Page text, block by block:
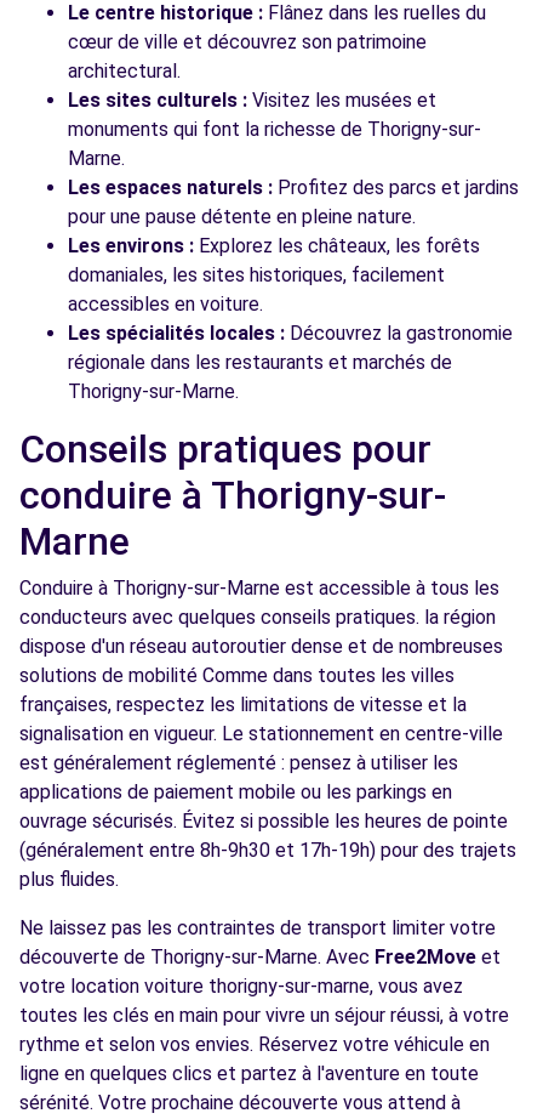
Le centre historique : Flânez dans les ruelles du
cœur de ville et découvrez son patrimoine
architectural.
Les sites culturels : Visitez les musées et
monuments qui font la richesse de Thorigny-sur-
Marne.
Les espaces naturels : Profitez des parcs et jardins
pour une pause détente en pleine nature.
Les environs : Explorez les châteaux, les forêts
domaniales, les sites historiques, facilement
accessibles en voiture.
Les spécialités locales : Découvrez la gastronomie
régionale dans les restaurants et marchés de
Thorigny-sur-Marne.
Conseils pratiques pour
conduire à Thorigny-sur-
Marne
Conduire à Thorigny-sur-Marne est accessible à tous les
conducteurs avec quelques conseils pratiques. la région
dispose d'un réseau autoroutier dense et de nombreuses
solutions de mobilité Comme dans toutes les villes
françaises, respectez les limitations de vitesse et la
signalisation en vigueur. Le stationnement en centre-ville
est généralement réglementé : pensez à utiliser les
applications de paiement mobile ou les parkings en
ouvrage sécurisés. Évitez si possible les heures de pointe
(généralement entre 8h-9h30 et 17h-19h) pour des trajets
plus fluides.
Ne laissez pas les contraintes de transport limiter votre
découverte de Thorigny-sur-Marne. Avec Free2Move et
votre location voiture thorigny-sur-marne, vous avez
toutes les clés en main pour vivre un séjour réussi, à votre
rythme et selon vos envies. Réservez votre véhicule en
ligne en quelques clics et partez à l'aventure en toute
sérénité. Votre prochaine découverte vous attend à